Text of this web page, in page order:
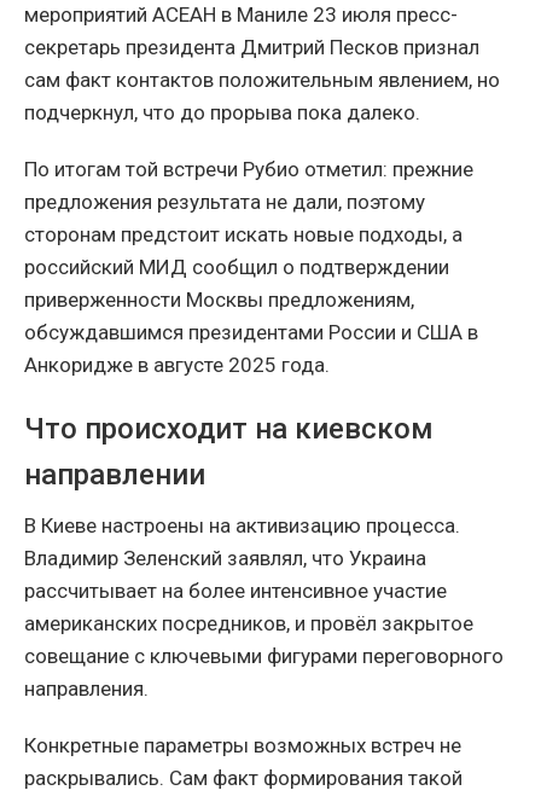
мероприятий АСЕАН в Маниле 23 июля пресс-
секретарь президента Дмитрий Песков признал
сам факт контактов положительным явлением, но
подчеркнул, что до прорыва пока далеко.
По итогам той встречи Рубио отметил: прежние
предложения результата не дали, поэтому
сторонам предстоит искать новые подходы, а
российский МИД сообщил о подтверждении
приверженности Москвы предложениям,
обсуждавшимся президентами России и США в
Анкоридже в августе 2025 года.
Что происходит на киевском
направлении
В Киеве настроены на активизацию процесса.
Владимир Зеленский заявлял, что Украина
рассчитывает на более интенсивное участие
американских посредников, и провёл закрытое
совещание с ключевыми фигурами переговорного
направления.
Конкретные параметры возможных встреч не
раскрывались. Сам факт формирования такой